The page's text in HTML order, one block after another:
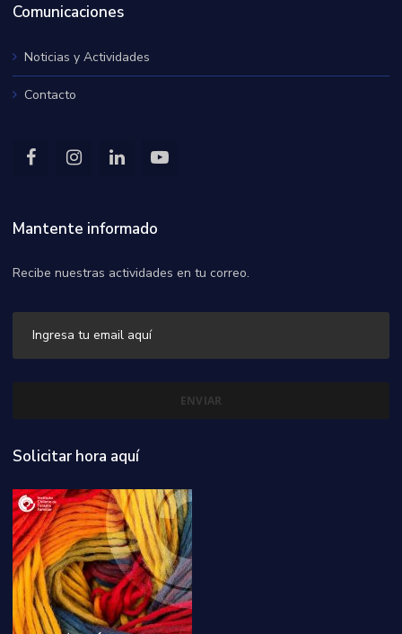
Comunicaciones
Noticias y Actividades
Contacto
Mantente informado
Recibe nuestras actividades en tu correo.
Solicitar hora aquí